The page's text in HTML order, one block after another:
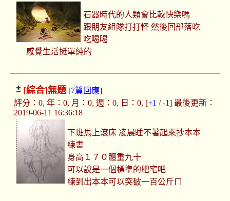
石器時代的人類會比較快樂嗎
跟朋友組隊打打怪 然後回部落吃
吃喝喝
感覺生活挺單純的
[綜合]無題[7篇回應]
評分：0, 年：0, 月：0, 週：0, 日：0, [+1 /-1] 最後更新：
2019-06-11 16:36:18
下班馬上滾床 凌晨睡不著起來抄本本
練畫
身高１７０體重九十
可以說是一個標準的肥宅吧
練到出本本可以突破一百公斤ㄇ